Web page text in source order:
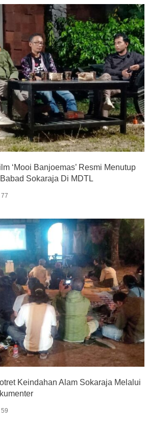
‘Mooi Banjoemas’ Resmi Menutup
Sokaraja Di MDTL
77
Keindahan Alam Sokaraja Melalui
59